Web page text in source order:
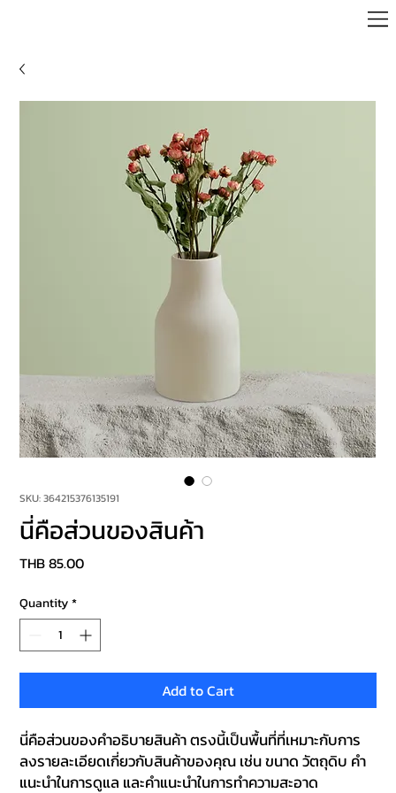
SKU: 364215376135191
นี่คือส่วนของสินค้า
THB 85.00Price
Quantity *
Add to Cart
นี่คือส่วนของคำอธิบายสินค้า ตรงนี้เป็นพื้นที่ที่เหมาะกับการ
ลงรายละเอียดเกี่ยวกับสินค้าของคุณ เช่น ขนาด วัตถุดิบ คำ
แนะนำในการดูแล และคำแนะนำในการทำความสะอาด